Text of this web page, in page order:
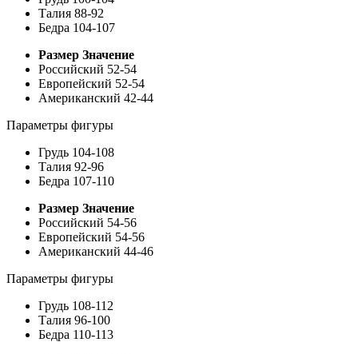
Талия 88-92
Бедра 104-107
Размер Значение
Российский 52-54
Европейский 52-54
Американский 42-44
Параметры фигуры
Грудь 104-108
Талия 92-96
Бедра 107-110
Размер Значение
Российский 54-56
Европейский 54-56
Американский 44-46
Параметры фигуры
Грудь 108-112
Талия 96-100
Бедра 110-113